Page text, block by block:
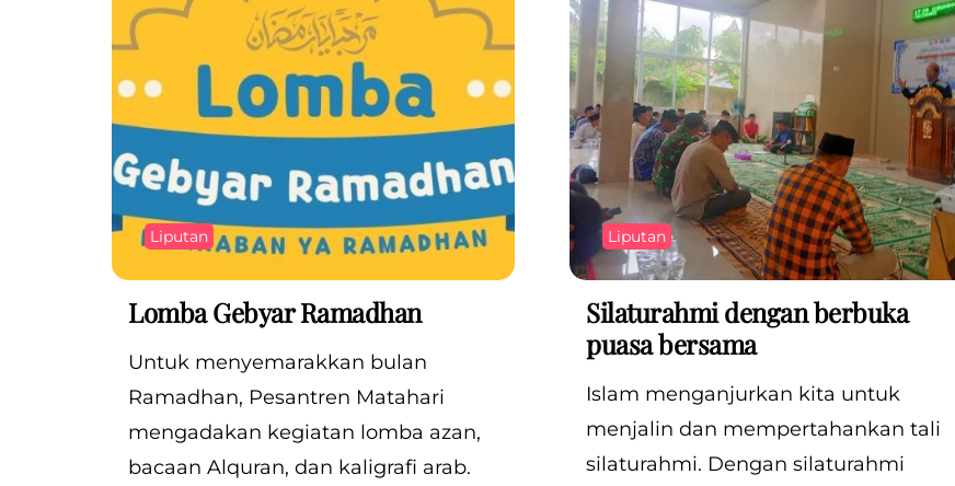
Liputan
Lomba Gebyar Ramadhan
Untuk menyemarakkan bulan
Ramadhan, Pesantren Matahari
mengadakan kegiatan lomba azan,
bacaan Alquran, dan kaligrafi arab.
Liputan
Silaturahmi dengan berbuka
puasa bersama
Islam menganjurkan kita untuk
menjalin dan mempertahankan tali
silaturahmi. Dengan silaturahmi